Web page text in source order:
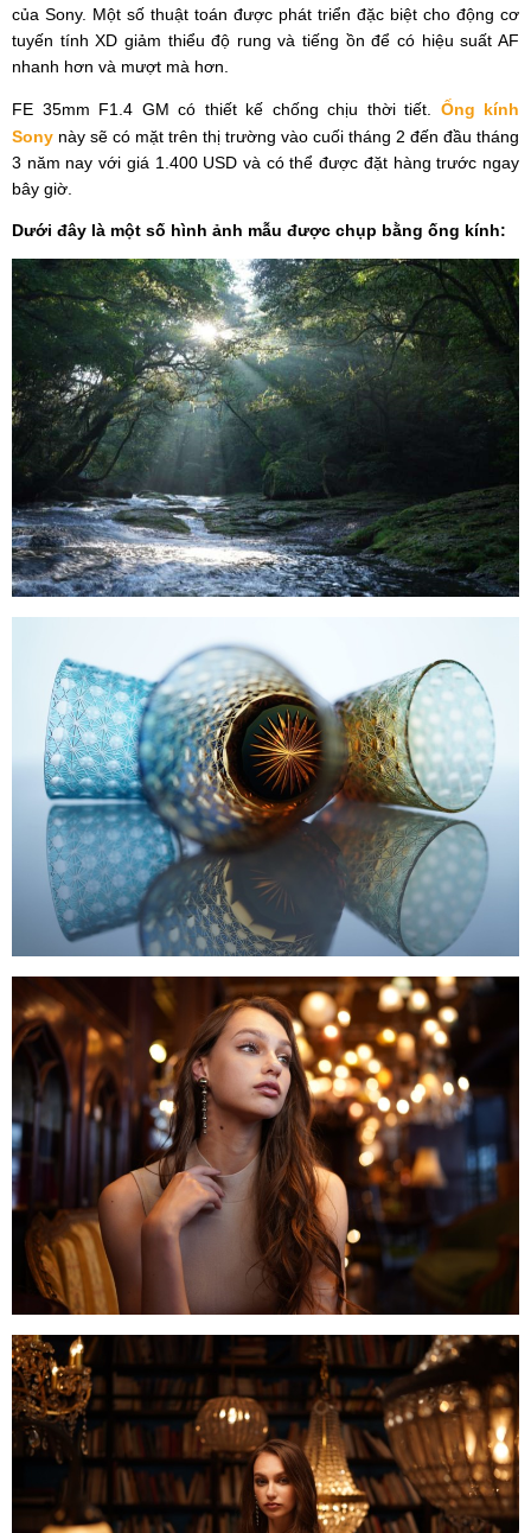
của Sony. Một số thuật toán được phát triển đặc biệt cho động cơ
tuyến tính XD giảm thiểu độ rung và tiếng ồn để có hiệu suất AF
nhanh hơn và mượt mà hơn.
FE 35mm F1.4 GM có thiết kế chống chịu thời tiết. Ống kính
Sony này sẽ có mặt trên thị trường vào cuối tháng 2 đến đầu tháng
3 năm nay với giá 1.400 USD và có thể được đặt hàng trước ngay
bây giờ.
Dưới đây là một số hình ảnh mẫu được chụp bằng ống kính: